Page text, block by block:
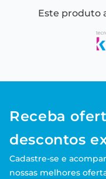
Este produto
Receba
descontos
Cadastre-se e
nossas melhores